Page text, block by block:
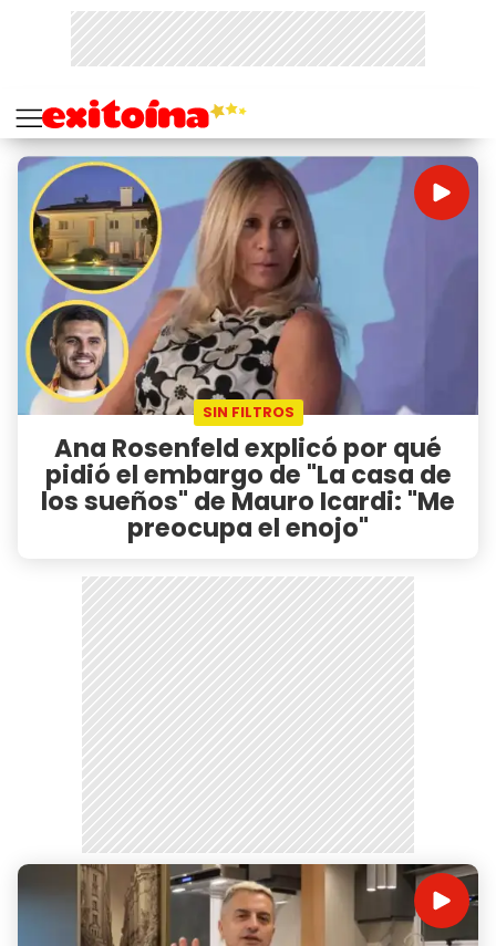
SIN FILTROS
Ana Rosenfeld explicó por qué
pidió el embargo de "La casa de
los sueños" de Mauro Icardi: "Me
preocupa el enojo"